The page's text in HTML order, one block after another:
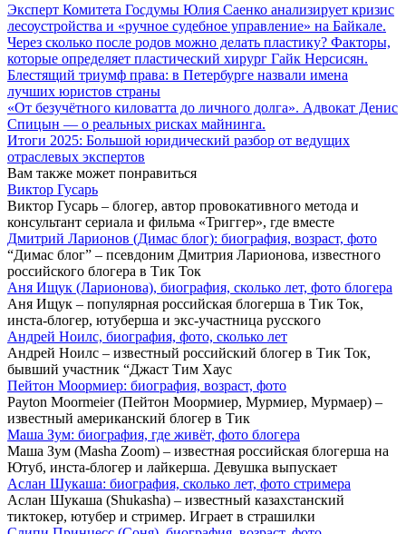
Эксперт Комитета Госдумы Юлия Саенко анализирует кризис
лесоустройства и «ручное судебное управление» на Байкале.
Через сколько после родов можно делать пластику? Факторы,
которые определяет пластический хирург Гайк Нерсисян.
Блестящий триумф права: в Петербурге назвали имена
лучших юристов страны
«От безучётного киловатта до личного долга». Адвокат Денис
Спицын — о реальных рисках майнинга.
Итоги 2025: Большой юридический разбор от ведущих
отраслевых экспертов
Вам также может понравиться
Виктор Гусарь
Виктор Гусарь – блогер, автор провокативного метода и
консультант сериала и фильма «Триггер», где вместе
Дмитрий Ларионов (Димас блог): биография, возраст, фото
“Димас блог” – псевдоним Дмитрия Ларионова, известного
российского блогера в Тик Ток
Аня Ищук (Ларионова), биография, сколько лет, фото блогера
Аня Ищук – популярная российская блогерша в Тик Ток,
инста-блогер, ютуберша и экс-участница русского
Андрей Ноилс, биография, фото, сколько лет
Андрей Ноилс – известный российский блогер в Тик Ток,
бывший участник “Джаст Тим Хаус
Пейтон Моормиер: биография, возраст, фото
Payton Moormeier (Пейтон Моормиер, Мурмиер, Мурмаер) –
известный американский блогер в Тик
Маша Зум: биография, где живёт, фото блогера
Маша Зум (Masha Zoom) – известная российская блогерша на
Ютуб, инста-блогер и лайкерша. Девушка выпускает
Аслан Шукаша: биография, сколько лет, фото стримера
Аслан Шукаша (Shukasha) – известный казахстанский
тиктокер, ютубер и стример. Играет в страшилки